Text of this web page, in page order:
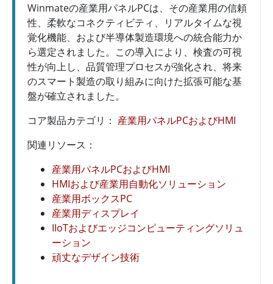
Winmateの産業用パネルPCは、その産業用の信頼
性、柔軟なコネクティビティ、リアルタイムな視
覚化機能、および半導体製造環境への統合能力か
ら選定されました。この導入により、検査の可視
性が向上し、品質管理プロセスが強化され、将来
のスマート製造の取り組みに向けた拡張可能な基
盤が確立されました。
コア製品カテゴリ： 産業用パネルPCおよびHMI
関連リソース：
産業用パネルPCおよびHMI
HMIおよび産業用自動化ソリューション
産業用ボックスPC
産業用ディスプレイ
IIoTおよびエッジコンピューティングソリュ
ーション
頑丈なデザイン技術